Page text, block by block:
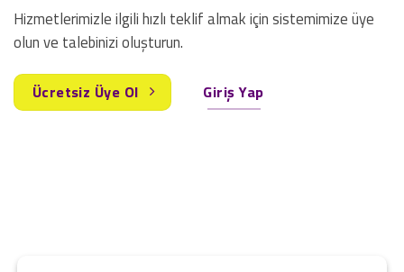
Hizmetlerimizle ilgili hızlı teklif almak için sistemimize üye
olun ve talebinizi oluşturun.
Ücretsiz Üye Ol Giriş Yap